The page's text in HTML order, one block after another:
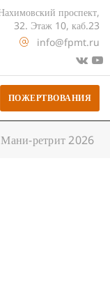
проспект,
32. Этаж 10, каб.23
info@fpmt.ru
ПОЖЕРТВОВАНИЯ
ретрит 2026